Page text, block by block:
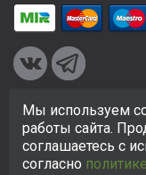
© 2005-2026 ООО
исключительно в
на сайте не является
отношении
Мы используем
работы сайта.
соглашаетесь с
согласно